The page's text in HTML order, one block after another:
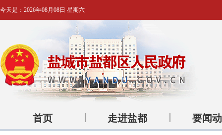
今天是： 2026年08月08日 星期六
首页 走进盐都 要闻